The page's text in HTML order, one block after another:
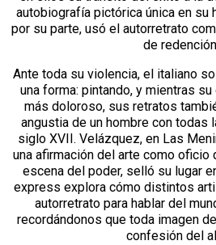
autobiografía pictórica única en su
por su parte, usó el autorretrato
de
Ante toda su violencia, el italiano
una forma: pintando, y mientras
más doloroso, sus retratos
angustia de un hombre con todas
siglo XVII. Velázquez, en Las
una afirmación del arte como oficio
escena del poder, selló su lugar
express explora cómo distintos
autorretrato para hablar del
recordándonos que toda imagen
confesión del